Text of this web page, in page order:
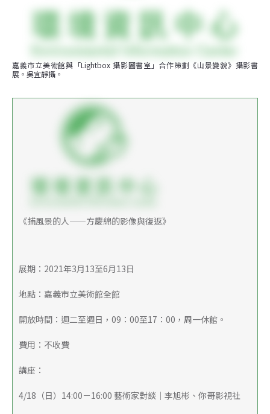
嘉義市立美術館與「Lightbox 攝影圖書室」合作策劃《山景變貌》攝影書
展。吳宜靜攝。
《捕風景的人——方慶綿的影像與復返》
展期：2021年3月13至6月13日
地點：嘉義市立美術館全館
開放時間：週二至週日，09：00至17：00，周一休館。
費用：不收費
講座：
4/18（日）14:00－16:00 藝術家對談｜李旭彬、你哥影視社